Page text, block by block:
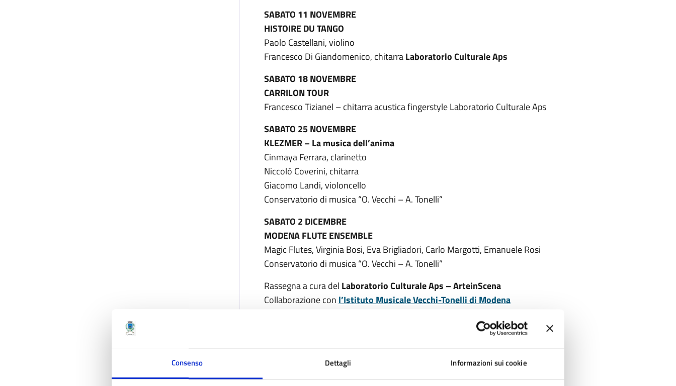
Consenso Dettagli Informazioni sui cookie
SABATO 11 NOVEMBRE
HISTOIRE DU TANGO
Paolo Castellani, violino
Francesco Di Giandomenico, chitarraLaboratorio Culturale Aps
SABATO 18 NOVEMBRE
CARRILON TOUR
Francesco Tizianel – chitarra acustica fingerstyle Laboratorio Culturale Aps
SABATO 25 NOVEMBRE
KLEZMER – La musica dell’anima
Cinmaya Ferrara, clarinetto
Niccolò Coverini, chitarra
Giacomo Landi, violoncello
Conservatorio di musica “O. Vecchi – A. Tonelli”
SABATO 2 DICEMBRE
MODENA FLUTE ENSEMBLE
Magic Flutes, Virginia Bosi, Eva Brigliadori, Carlo Margotti, Emanuele Rosi
Conservatorio di musica “O. Vecchi – A. Tonelli”
Rassegna a cura del Laboratorio Culturale Aps – ArteinScena
Collaborazione con l’Istituto Musicale Vecchi-Tonelli di Modena
Per la partecipazione ai concerto non è richiesta la partecipazione
I concerti sono previsti alle ore 18.00
Galleria dei Sotterranei di Palazzo Ducale
Via Giardini 3 – Pavullo nel Frignano (Mo)